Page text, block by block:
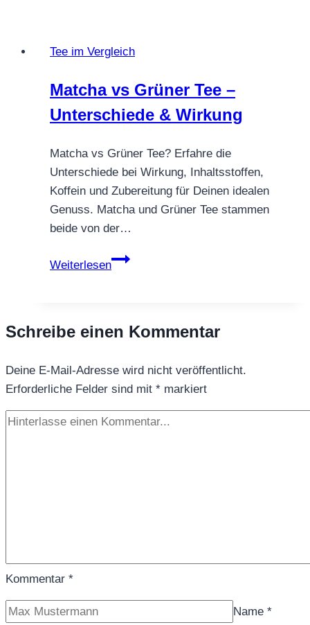
Unterschiede
Wirkung
Tee im Vergleich
Matcha vs Grüner Tee –
Unterschiede & Wirkung
Matcha vs Grüner Tee? Erfahre die
Unterschiede bei Wirkung, Inhaltsstoffen,
Koffein und Zubereitung für Deinen idealen
Genuss. Matcha und Grüner Tee stammen
beide von der…
Weiterlesen
Matcha
–
&
Wirkung
Schreibe einen Kommentar
Deine E-Mail-Adresse wird nicht veröffentlicht.
Erforderliche Felder sind mit * markiert
Kommentar *
Name *